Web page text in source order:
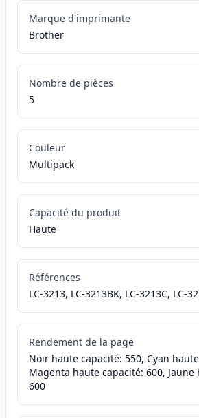
Marque d'imprimante
Brother
Nombre de pièces
5
Couleur
Multipack
Capacité du produit
Haute
Références
LC-3213, LC-3213BK, LC-3213C, LC-
Rendement de la page
Noir haute capacité: 550, Cyan
Magenta haute capacité: 600, Jaune
600